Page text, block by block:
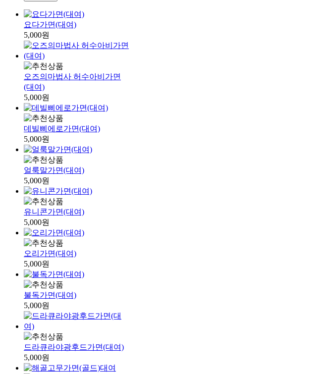
요다가면(대여)
5,000원
오즈의마법사 허수아비가면
(대여)
5,000원
데빌삐에로가면(대여)
5,000원
얼룩말가면(대여)
5,000원
유니콘가면(대여)
5,000원
오리가면(대여)
5,000원
불독가면(대여)
5,000원
드라큐라야광후드가면(대여)
5,000원